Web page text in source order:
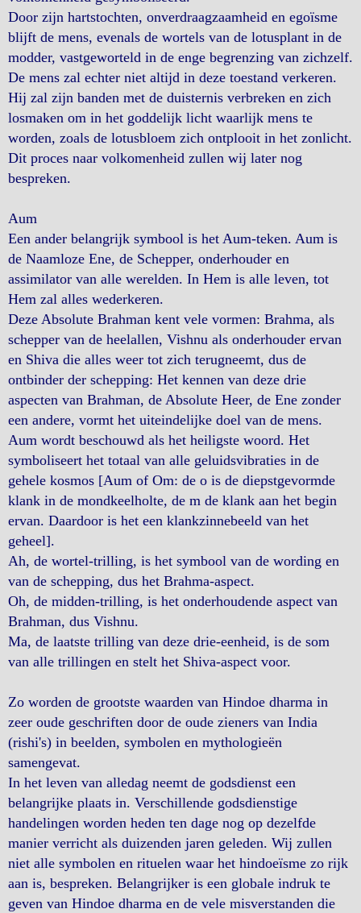
Door zijn hartstochten, onverdraagzaamheid en egoïsme
blijft de mens, evenals de wortels van de lotusplant in de
modder, vastgeworteld in de enge begrenzing van zichzelf.
De mens zal echter niet altijd in deze toestand verkeren.
Hij zal zijn banden met de duisternis verbreken en zich
losmaken om in het goddelijk licht waarlijk mens te
worden, zoals de lotusbloem zich ontplooit in het zonlicht.
Dit proces naar volkomenheid zullen wij later nog
bespreken.
Aum
Een ander belangrijk symbool is het Aum-teken. Aum is
de Naamloze Ene, de Schepper, onderhouder en
assimilator van alle werelden. In Hem is alle leven, tot
Hem zal alles wederkeren.
Deze Absolute Brahman kent vele vormen: Brahma, als
schepper van de heelallen, Vishnu als onderhouder ervan
en Shiva die alles weer tot zich terugneemt, dus de
ontbinder der schepping: Het kennen van deze drie
aspecten van Brahman, de Absolute Heer, de Ene zonder
een andere, vormt het uiteindelijke doel van de mens.
Aum wordt beschouwd als het heiligste woord. Het
symboliseert het totaal van alle geluidsvibraties in de
gehele kosmos [Aum of Om: de o is de diepstgevormde
klank in de mondkeelholte, de m de klank aan het begin
ervan. Daardoor is het een klankzinnebeeld van het
geheel].
Ah, de wortel-trilling, is het symbool van de wording en
van de schepping, dus het Brahma-aspect.
Oh, de midden-trilling, is het onderhoudende aspect van
Brahman, dus Vishnu.
Ma, de laatste trilling van deze drie-eenheid, is de som
van alle trillingen en stelt het Shiva-aspect voor.
Zo worden de grootste waarden van Hindoe dharma in
zeer oude geschriften door de oude zieners van India
(rishi's) in beelden, symbolen en mythologieën
samengevat.
In het leven van alledag neemt de godsdienst een
belangrijke plaats in. Verschillende godsdienstige
handelingen worden heden ten dage nog op dezelfde
manier verricht als duizenden jaren geleden. Wij zullen
niet alle symbolen en rituelen waar het hindoeïsme zo rijk
aan is, bespreken. Belangrijker is een globale indruk te
geven van Hindoe dharma en de vele misverstanden die